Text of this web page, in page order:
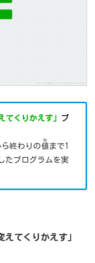
てくりかえす」
ブ
ら終わりの値
ね
まで1
たプログラムを実
えてくりかえす」